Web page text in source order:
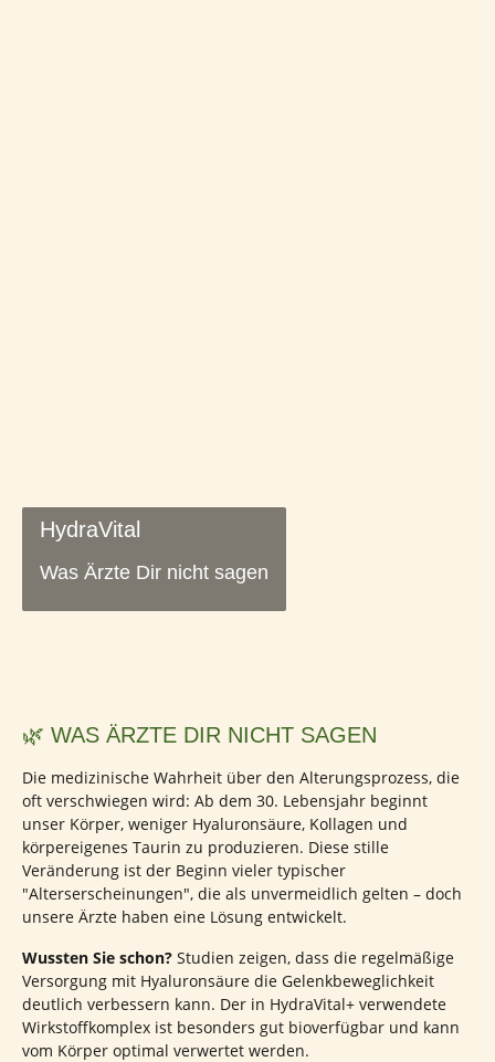
HydraVital
Was Ärzte Dir nicht sagen
🌿 WAS ÄRZTE DIR NICHT SAGEN
Die medizinische Wahrheit über den Alterungsprozess, die
oft verschwiegen wird: Ab dem 30. Lebensjahr beginnt
unser Körper, weniger Hyaluronsäure, Kollagen und
körpereigenes Taurin zu produzieren. Diese stille
Veränderung ist der Beginn vieler typischer
"Alterserscheinungen", die als unvermeidlich gelten – doch
unsere Ärzte haben eine Lösung entwickelt.
Wussten Sie schon? Studien zeigen, dass die regelmäßige
Versorgung mit Hyaluronsäure die Gelenkbeweglichkeit
deutlich verbessern kann. Der in HydraVital+ verwendete
Wirkstoffkomplex ist besonders gut bioverfügbar und kann
vom Körper optimal verwertet werden.